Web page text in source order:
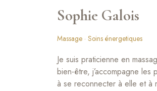
Sophie Galois
Massage Soins énergetiques
Je suis praticienne en
bien-être, j’accompagne
à se reconnecter à elle et à